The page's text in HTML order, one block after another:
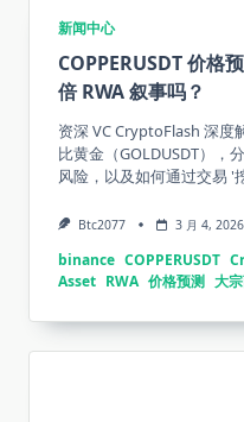
新闻中心
COPPERUSDT 价格
倍 RWA 叙事吗？
资深 VC CryptoFlash 深度
比黄金（GOLDUSDT），
风险，以及如何通过交易 '
Btc2077 3 月 4, 2026
binance COPPERUSDT
Asset RWA 价格预测 大